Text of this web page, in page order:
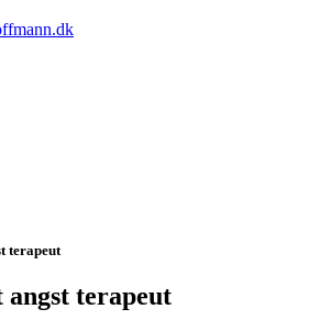
terapeut
angst terapeut